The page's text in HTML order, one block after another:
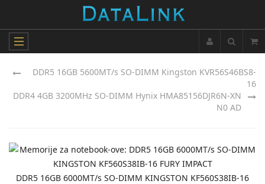
DDR5 16GB 5600MT/s SO-DIMM Kingston KVR56S46BS8-
16
DDR4 4GB 3200MHz SO-DIMM Hynix HMA85156DJR6N-XN
N0 AD
DDR5 16GB 6000MT/s SO-DIMM KINGSTON KF560S38IB-16